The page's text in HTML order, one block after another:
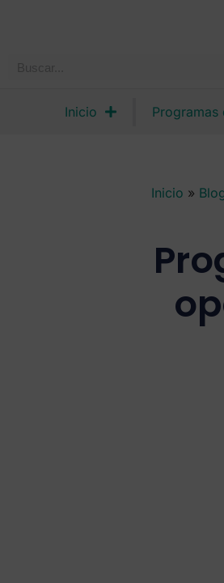
Inicio Programas
Inicio »